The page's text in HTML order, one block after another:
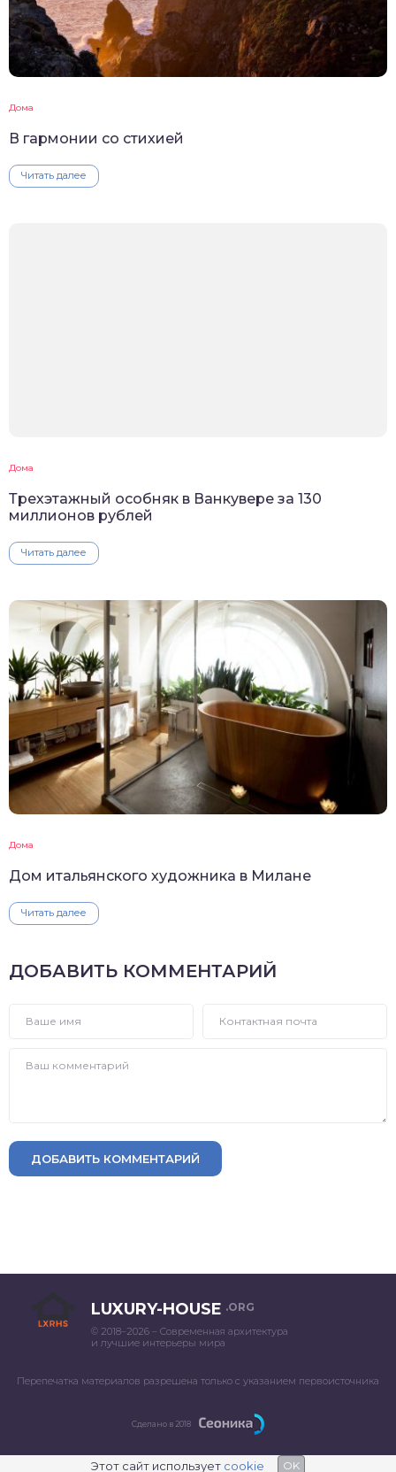
Дома
В гармонии со стихией
Читать далее
Дома
Трехэтажный особняк в Ванкувере за 130
миллионов рублей
Читать далее
Дома
Дом итальянского художника в Милане
Читать далее
ДОБАВИТЬ КОММЕНТАРИЙ
ДОБАВИТЬ КОММЕНТАРИЙ
LUXURY-HOUSE .ORG
© 2018–2026 – Современная архитектура
и лучшие интерьеры мира
Перепечатка материалов разрешена только с указанием первоисточника
Сделано в 2018
Этот сайт использует cookie OK